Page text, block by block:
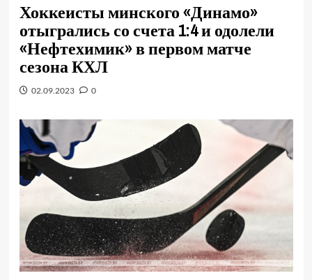
Хоккеисты минского «Динамо»
отыгрались со счета 1:4 и одолели
«Нефтехимик» в первом матче
сезона КХЛ
02.09.2023 0